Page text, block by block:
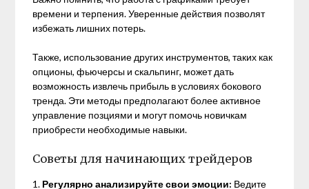
времени и терпения. Уверенные действия позволят
избежать лишних потерь.
Также, использование других инструментов, таких как
опционы, фьючерсы и скальпинг, может дать
возможность извлечь прибыль в условиях бокового
тренда. Эти методы предполагают более активное
управление позциями и могут помочь новичкам
приобрести необходимые навыки.
Советы для начинающих трейдеров
1. Регулярно анализируйте свои эмоции: Ведите